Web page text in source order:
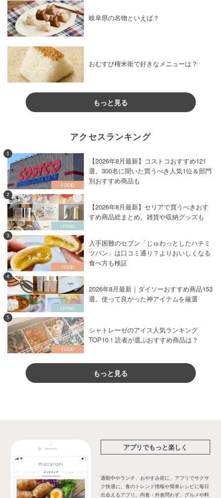
岐阜県の名物といえば？
おむすび権米衛で好きなメニューは？
もっと見る
アクセスランキング
1
【2026年8月最新】コストコおすすめ121
選。300名に聞いた買うべき人気1位＆部門
別おすすめ商品も
2
【2026年8月最新】セリアで買うべきおす
すめ商品総まとめ。雑貨や収納グッズも
3
入手困難のセブン「じゅわっとしたハチミ
ツパン」は口コミ通り？よりおいしくなる
食べ方も検証
4
2026年8月最新｜ダイソーおすすめ商品153
選。使って良かった神アイテムを厳選
5
シャトレーゼのアイス人気ランキング
TOP10！読者が選ぶおすすめ商品は？
もっと見る
アプリでもっと楽しく
通勤中やランチ、おやすみ前に、アプリでサクサ
ク快適に。食のトレンド情報や簡単レシピに毎日
出会えるアプリ。内食・外食問わず、グルメや料